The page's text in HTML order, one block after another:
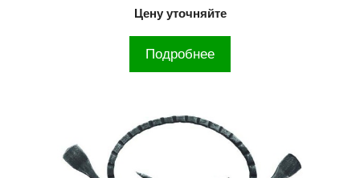
Цену уточняйте
Подробнее